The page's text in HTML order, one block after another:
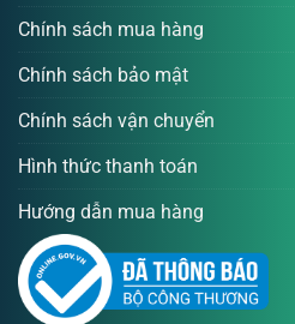
Chính sách mua hàng
Chính sách bảo mật
Chính sách vận chuyển
Hình thức thanh toán
Hướng dẫn mua hàng